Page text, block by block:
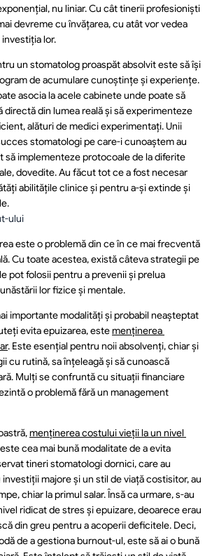
nu liniar. Cu cât tinerii profesioniști
devreme cu învățarea, cu atât vor vedea
lor.
un stomatolog proaspăt absolvit este să își
de acumulare cunoștințe și experiențe.
asocia la acele cabinete unde poate să
din lumea reală și să experimenteze
alături de medici experimentați. Unii
stomatologi pe care-i cunoaștem au
să implementeze protocoale de la diferite
dovedite. Au făcut tot ce a fost necesar
abilitățile clinice și pentru a-și extinde și
ului
este o problemă din ce în ce mai frecventă
Cu toate acestea, există câteva strategii pe
pot folosii pentru a prevenii și prelua
lor fizice și mentale.
importante modalități și probabil neașteptat
evita epuizarea, este menținerea
. Este esențial pentru noii absolvenți, chiar și
cu rutină, sa înțeleagă și să cunoască
Mulți se confruntă cu situații financiare
o problemă fără un management
menținerea costului vieții la un nivel
este cea mai bună modalitate de a evita
tineri stomatologi dornici, care au
majore și un stil de viață costisitor, au
chiar la primul salar. Însă ca urmare, s-au
ridicat de stres și epuizare, deoarece erau
din greu pentru a acoperii deficitele. Deci,
de a gestiona burnout-ul, este să ai o bună